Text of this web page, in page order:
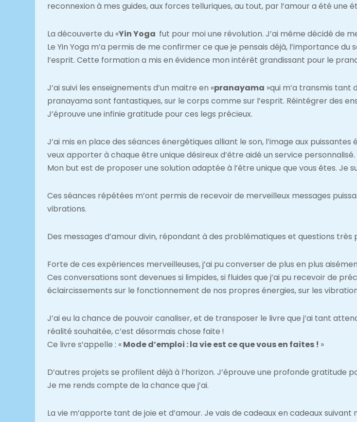
reconnexion à mes guides, aux forces telluriques, au tout, par l’amour a été
La découverte du «Yin Yoga fut pour moi une révolution. J’ai même décidé de
Le Yin Yoga m’a permis de me confirmer ce que je pensais déjà, l’importance
l’esprit. Cette formation a mis en évidence mon intérêt grandissant pour le
J’ai suivi les enseignements d’un maitre en «pranayama »qui m’a transmis tant
pranayama sont fantastiques, sur le corps comme sur l’esprit. Réintégrer des
J’éprouve une infinie gratitude pour ces legs précieux.
J’ai mis en place des séances énergétiques alliant le son, l’image aux
veux apporter à chaque être unique désireux d’être aidé un service personnalisé.
Mon but est de proposer une solution adaptée à l’être unique que vous êtes. Je
Ces séances répétées m’ont permis de recevoir de merveilleux messages
vibrations.
Des messages d’amour divin, répondant à des problématiques et questions très
Forte de ces expériences merveilleuses, j’ai pu converser de plus en plus
Ces conversations sont devenues si limpides, si fluides que j’ai pu recevoir de
éclaircissements sur le fonctionnement de nos propres énergies, sur les
J’ai eu la chance de pouvoir canaliser, et de transposer le livre que j’ai tant
réalité souhaitée, c’est désormais chose faite !
Ce livre s’appelle : «Mode d’emploi : la vie est ce que vous en faites ! »
D’autres projets se profilent déjà à l’horizon. J’éprouve une profonde gratitude
Je me rends compte de la chance que j’ai.
La vie m’apporte tant de joie et d’amour. Je vais de cadeaux en cadeaux